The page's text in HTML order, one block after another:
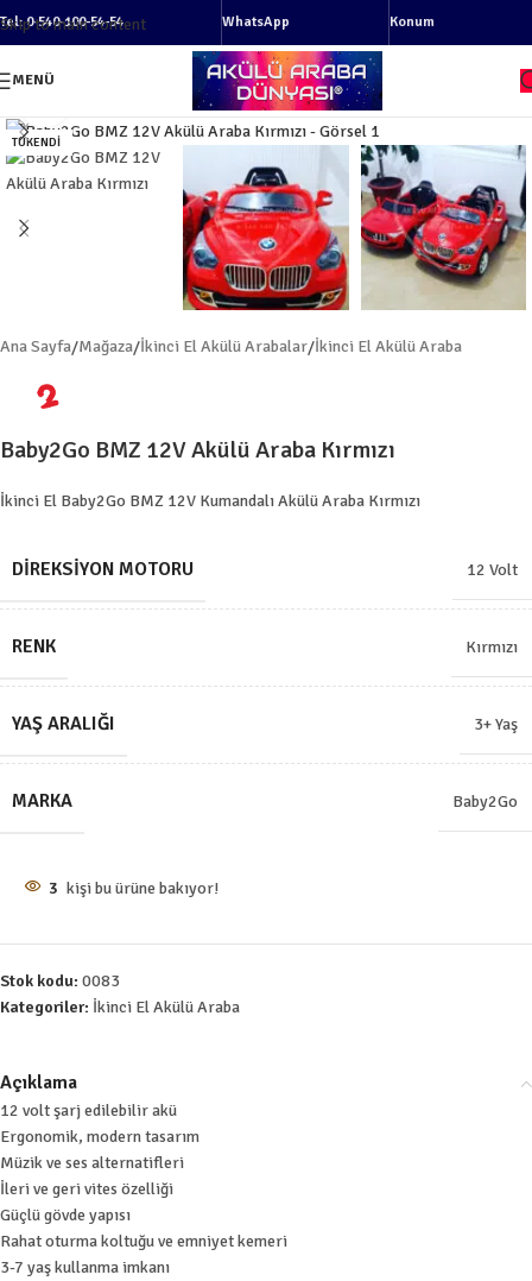
Skip to main content
Tel: 0-540-100-54-54 WhatsApp Konum
MENÜ
TÜKENDI
Ana Sayfa/Mağaza/İkinci El Akülü Arabalar/İkinci El Akülü Araba
Baby2Go BMZ 12V Akülü Araba Kırmızı
İkinci El Baby2Go BMZ 12V Kumandalı Akülü Araba Kırmızı
DIREKSIYON MOTORU 12 Volt
RENK Kırmızı
YAŞ ARALIĞI 3+ Yaş
MARKA Baby2Go
3 kişi bu ürüne bakıyor!
Stok kodu: 0083
Kategoriler: İkinci El Akülü Araba
Açıklama
12 volt şarj edilebilir akü
Ergonomik, modern tasarım
Müzik ve ses alternatifleri
İleri ve geri vites özelliği
Güçlü gövde yapısı
Rahat oturma koltuğu ve emniyet kemeri
3-7 yaş kullanma imkanı